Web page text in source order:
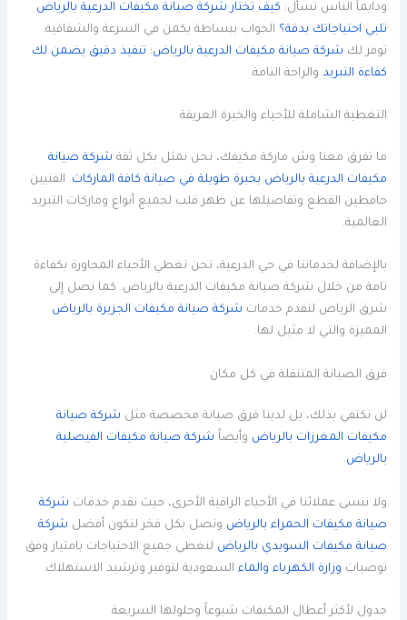
ودايماً الناس تسأل: كيف تختار شركة صيانة مكيفات الدرعية بالرياض
تلبي احتياجاتك بدقة؟ الجواب ببساطة يكمن في السرعة والشفافية.
توفر لك شركة صيانة مكيفات الدرعية بالرياض: تنفيذ دقيق يضمن لك
كفاءة التبريد والراحة التامة.
التغطية الشاملة للأحياء والخبرة العريقة
ما تفرق معنا وش ماركة مكيفك، نحن نمثل بكل ثقة شركة صيانة
مكيفات الدرعية بالرياض بخبرة طويلة في صيانة كافة الماركات. الفنيين
حافظين القطع وتفاصيلها عن ظهر قلب لجميع أنواع وماركات التبريد
العالمية.
بالإضافة لخدماتنا في حي الدرعية، نحن نغطي الأحياء المجاورة بكفاءة
تامة من خلال شركة صيانة مكيفات الدرعية بالرياض. كما نصل إلى
شرق الرياض لنقدم خدمات شركة صيانة مكيفات الجزيرة بالرياض
المميزة والتي لا مثيل لها.
فرق الصيانة المتنقلة في كل مكان
لن نكتفي بذلك، بل لدينا فرق صيانة مخصصة مثل شركة صيانة
مكيفات المغرزات بالرياض وأيضاً شركة صيانة مكيفات الفيصلية
بالرياض.
ولا ننسى عملائنا في الأحياء الراقية الأخرى، حيث نقدم خدمات شركة
صيانة مكيفات الحمراء بالرياض ونصل بكل فخر لنكون أفضل شركة
صيانة مكيفات السويدي بالرياض لنغطي جميع الاحتياجات بامتياز وفق
توصيات وزارة الكهرباء والماء السعودية لتوفير وترشيد الاستهلاك.
جدول لأكثر أعطال المكيفات شيوعاً وحلولها السريعة